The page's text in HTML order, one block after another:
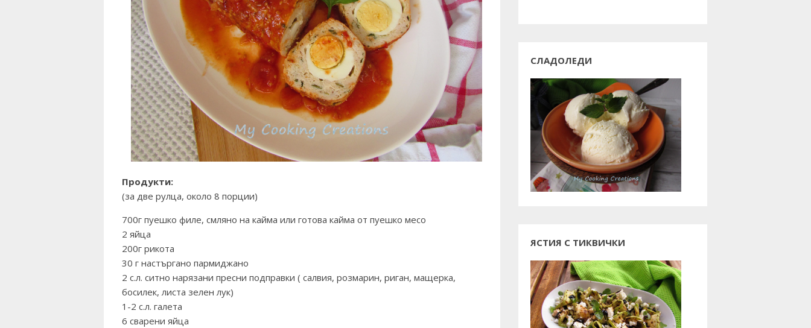
Продукти:
(за две рулца, около 8 порции)
700г пуешко филе, смляно на кайма или готова кайма от пуешко месо
2 яйца
200г рикота
30 г настъргано пармиджано
2 с.л. ситно нарязани пресни подправки ( салвия, розмарин, риган, мащерка,
босилек, листа зелен лук)
1-2 с.л. галета
6 сварени яйца
СЛАДОЛЕДИ
ЯСТИЯ С ТИКВИЧКИ